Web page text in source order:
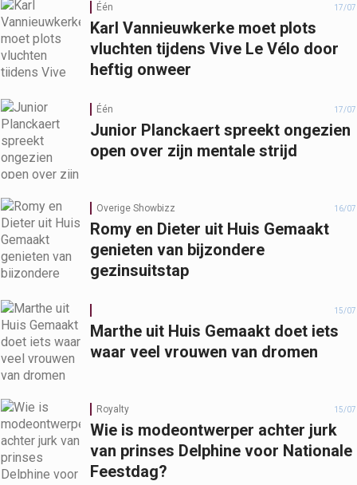
Één 17/07
Karl Vannieuwkerke moet plots
vluchten tijdens Vive Le Vélo door
heftig onweer
Één 17/07
Junior Planckaert spreekt ongezien
open over zijn mentale strijd
Overige Showbizz 16/07
Romy en Dieter uit Huis Gemaakt
genieten van bijzondere
gezinsuitstap
15/07
Marthe uit Huis Gemaakt doet iets
waar veel vrouwen van dromen
Royalty 15/07
Wie is modeontwerper achter jurk
van prinses Delphine voor Nationale
Feestdag?